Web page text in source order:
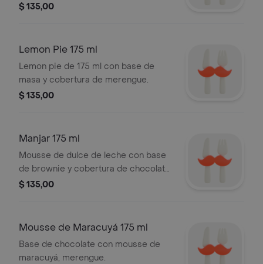
$ 135,00
Lemon Pie 175 ml
Lemon pie de 175 ml con base de
masa y cobertura de merengue.
$ 135,00
Manjar 175 ml
Mousse de dulce de leche con base
de brownie y cobertura de chocolate.
Tamaño: 175 ml.
$ 135,00
Mousse de Maracuyá 175 ml
Base de chocolate con mousse de
maracuyá, merengue.